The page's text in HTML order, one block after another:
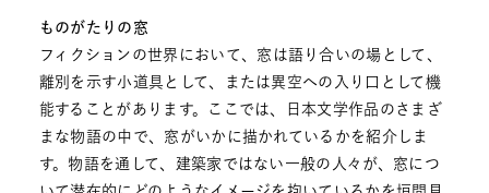
ものがたりの窓
フィクションの世界において、窓は語り合いの場として、
離別を示す小道具として、または異空への入り口として機
能することがあります。ここでは、日本文学作品のさまざ
まな物語の中で、窓がいかに描かれているかを紹介しま
す。物語を通して、建築家ではない一般の人々が、窓につ